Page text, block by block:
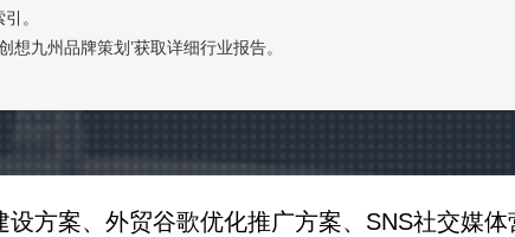
。
九州品牌策划’获取详细行业报告。
设方案、外贸谷歌优化推广方案、SNS社交媒